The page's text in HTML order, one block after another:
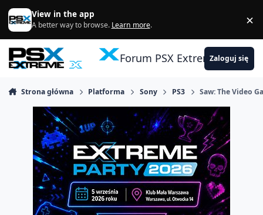
Skocz do zawartości
View in the app
A better way to browse. Learn more. ×
Forum PSX ExtremeZaloguj się
Strona główna Platforma Sony PS3 Saw: The Video